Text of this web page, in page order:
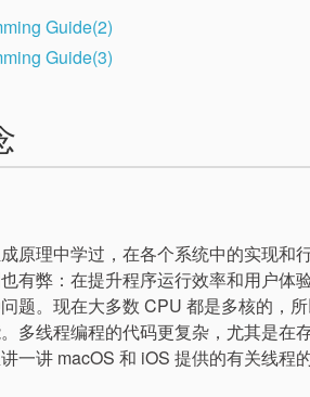
Guide(2)
Guide(3)
原理中学过，在各个系统中的实现和
有弊：在提升程序运行效率和用户体
题。现在大多数 CPU 都是多核的，
多线程编程的代码更复杂，尤其是在
一讲 macOS 和 iOS 提供的有关线程